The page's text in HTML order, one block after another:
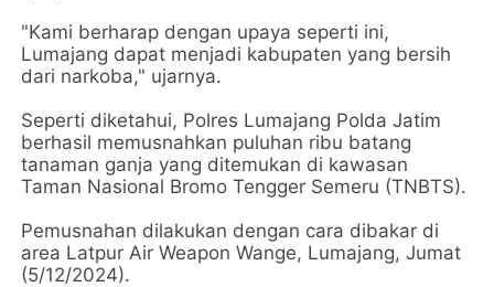
"Kami berharap dengan upaya seperti ini,
Lumajang dapat menjadi kabupaten yang bersih
dari narkoba," ujarnya.
Seperti diketahui, Polres Lumajang Polda Jatim
berhasil memusnahkan puluhan ribu batang
tanaman ganja yang ditemukan di kawasan
Taman Nasional Bromo Tengger Semeru (TNBTS).
Pemusnahan dilakukan dengan cara dibakar di
area Latpur Air Weapon Wange, Lumajang, Jumat
(5/12/2024).